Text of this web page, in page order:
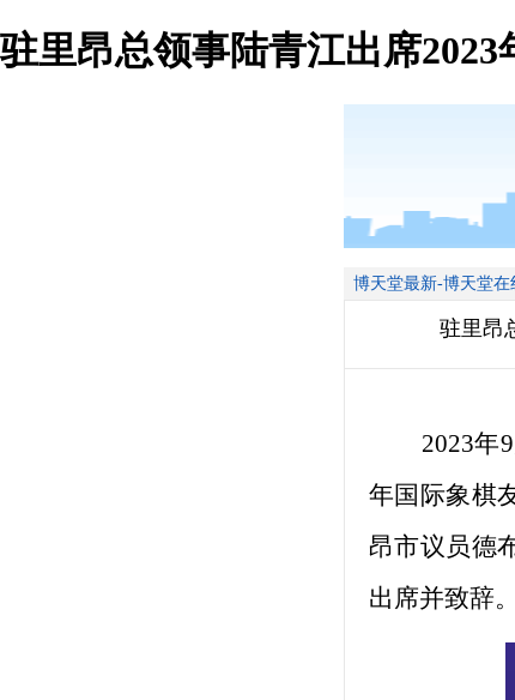
驻里昂总领事陆青江出席
博天堂最新-博天堂在
驻里昂
2023年9
年国际象棋
昂市议员德
出席并致辞。